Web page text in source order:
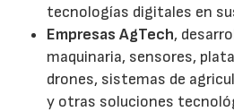
tecnologías digitales en
Empresas AgTech,
maquinaria, sensores,
drones, sistemas de
y otras soluciones